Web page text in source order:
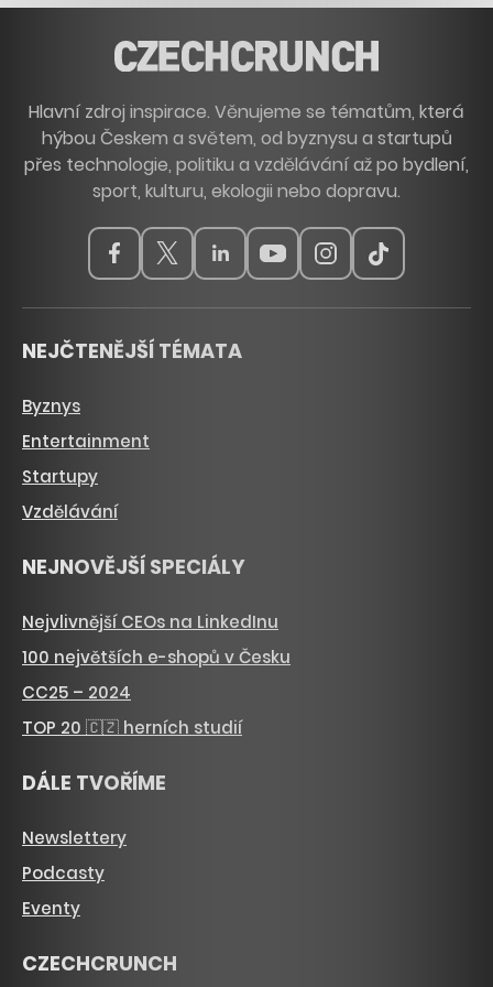
Hlavní zdroj inspirace. Věnujeme se tématům, která
hýbou Českem a světem, od byznysu a startupů
přes technologie, politiku a vzdělávání až po bydlení,
sport, kulturu, ekologii nebo dopravu.
NEJČTENĚJŠÍ TÉMATA
Byznys
Entertainment
Startupy
Vzdělávání
NEJNOVĚJŠÍ SPECIÁLY
Nejvlivnější CEOs na LinkedInu
100 největších e-shopů v Česku
CC25 – 2024
TOP 20 🇨🇿 herních studií
DÁLE TVOŘÍME
Newslettery
Podcasty
Eventy
CZECHCRUNCH